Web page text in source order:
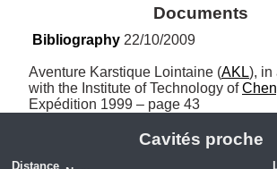
Documents
Bibliography 22/10/2009
Aventure Karstique Lointaine (AKL), in
with the Institute of Technology of
Expédition 1999 – page 43
Cavités proche
Distance